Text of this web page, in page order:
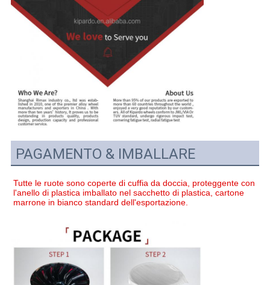
PAGAMENTO & IMBALLARE
Tutte le ruote sono coperte di cuffia da doccia, proteggente con
l'anello di plastica imballato nel sacchetto di plastica, cartone
marrone in bianco standard dell'esportazione.